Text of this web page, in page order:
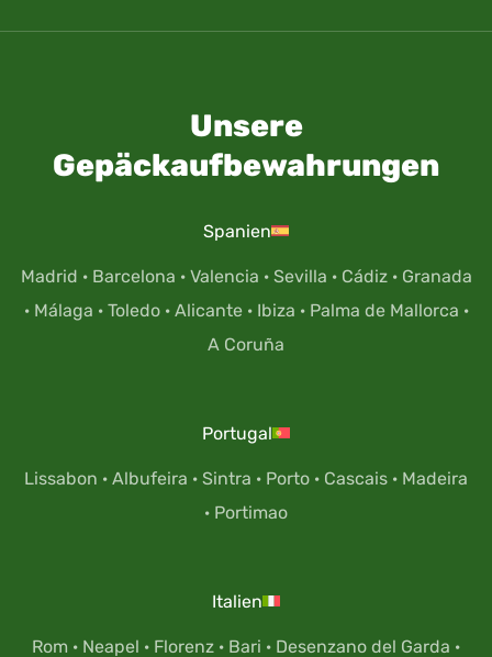
Unsere
Gepäckaufbewahrungen
Spanien
Madrid · Barcelona · Valencia · Sevilla · Cádiz· Granada
· Málaga · Toledo· Alicante· Ibiza · Palma de Mallorca ·
A Coruña
Portugal
Lissabon · Albufeira · Sintra · Porto · Cascais · Madeira
· Portimao
Italien
Rom · Neapel · Florenz · Bari · Desenzano del Garda ·